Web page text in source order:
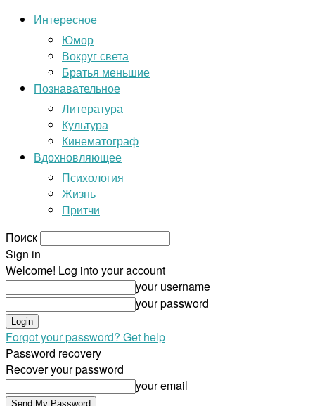
Интересное
Юмор
Вокруг света
Братья меньшие
Познавательное
Литература
Культура
Кинематограф
Вдохновляющее
Психология
Жизнь
Притчи
Поиск
Sign in
Welcome! Log into your account
your username
your password
Forgot your password? Get help
Password recovery
Recover your password
your email